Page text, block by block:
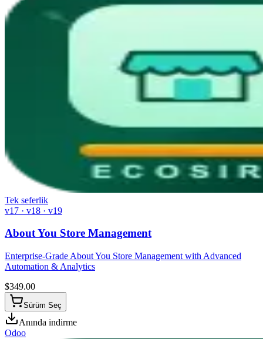
Tek seferlik
v17 · v18 · v19
About You Store Management
Enterprise-Grade About You Store Management with Advanced
Automation & Analytics
$349.00
Sürüm Seç
Anında indirme
Odoo